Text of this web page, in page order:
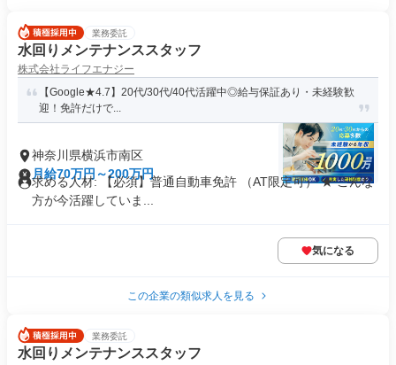
業務委託
水回りメンテナンススタッフ
株式会社ライフエナジー
【Google★4.7】20代/30代/40代活躍中◎給与保証あり・未経験歓
迎！免許だけで...
神奈川県横浜市南区
月給70万円～200万円
求める人材: 【必須】普通自動車免許 （AT限定可） ★ こんな
方が今活躍していま...
気になる
この企業の類似求人を見る
業務委託
水回りメンテナンススタッフ